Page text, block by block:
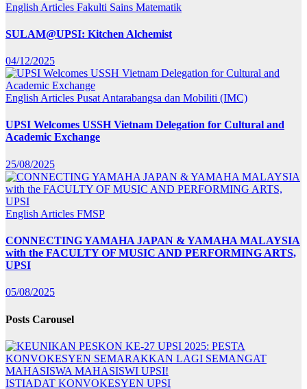
English Articles Fakulti Sains Matematik
SULAM@UPSI: Kitchen Alchemist
04/12/2025
English Articles Pusat Antarabangsa dan Mobiliti (IMC)
UPSI Welcomes USSH Vietnam Delegation for Cultural and
Academic Exchange
25/08/2025
English Articles FMSP
CONNECTING YAMAHA JAPAN & YAMAHA MALAYSIA
with the FACULTY OF MUSIC AND PERFORMING ARTS,
UPSI
05/08/2025
Posts Carousel
ISTIADAT KONVOKESYEN UPSI